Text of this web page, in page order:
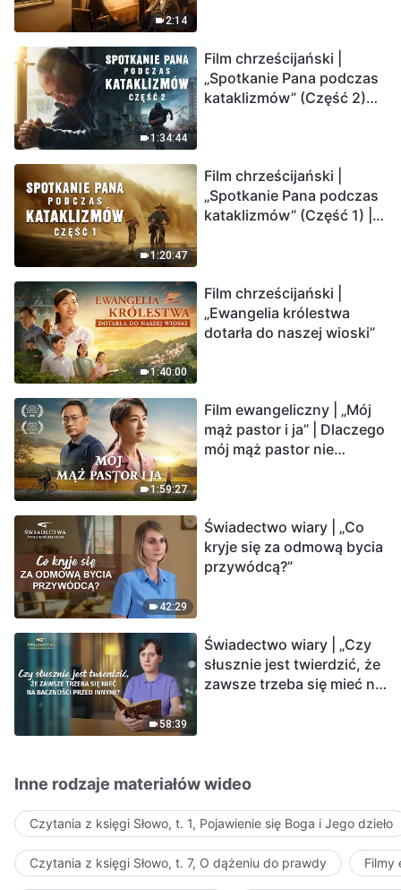
2:14
1:34:44
Film chrześcijański |
„Spotkanie Pana podczas
kataklizmów” (Część 2)
Ludzkość weszła w
odliczanie. Czy znalazłeś
już drogę ocalenia?
1:20:47
Film chrześcijański |
„Spotkanie Pana podczas
kataklizmów” (Część 1) |
1:40:00
Film chrześcijański |
„Ewangelia królestwa
dotarła do naszej wioski”
1:59:27
Film ewangeliczny | „Mój
mąż pastor i ja” | Dlaczego
mój mąż pastor nie
42:29
Świadectwo wiary | „Co
kryje się za odmową bycia
przywódcą?”
58:39
Świadectwo wiary | „Czy
słusznie jest twierdzić, że
zawsze trzeba się mieć na
Inne rodzaje materiałów wideo
Czytania z księgi Słowo, t. 1, Pojawienie się Boga i Jego dzieło
Czytania z księgi Słowo, t. 7, O dążeniu do prawdy Filmy